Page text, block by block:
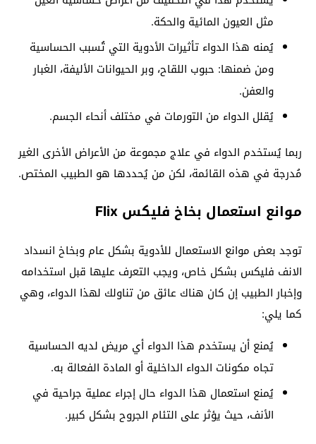
مثل العيون المائية والحكة.
يُمنه هذا الدواء تأثيرات الأدوية التي تُسبب الحساسية
ومن ضمنها: حبوب اللقاح، وبر الحيوانات الأليفة، الغبار
والعفن.
يُقلل الدواء من التورمات في مختلف أنحاء الجسم.
ربما يُستخدم الدواء في علاج مجموعة من الأعراض الأخرى الغير
مُدرجة في هذه القائمة، لكن من يُحددها هو الطبيب المختص.
موانع استعمال بخاخ فليكس Flix
توجد بعض موانع الاستعمال للأدوية بشكل عام وبخاخ انسداد
الانف فليكس بشكل خاص، ويجب التعرف عليها قبل استخدامه
وإخبار الطبيب إن كان هناك عائق من تناولك لهذا الدواء، وهي
كما يلي:
يُمنع أن يستخدم هذا الدواء أي مريض لديه الحساسية
تجاه مكونات الدواء الداخلية أو المادة الفعالة به.
يُمنع استعمال هذا الدواء حال إجراء عملية جراحية في
الأنف، حيث يؤثر على التئام الجروح بشكل كبير.